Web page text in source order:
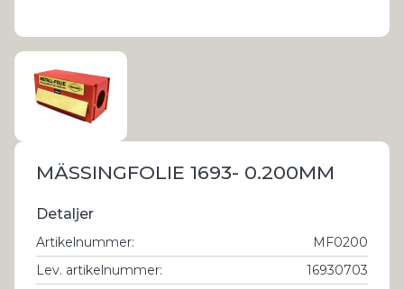
MÄSSINGFOLIE 1693- 0.200MM
Detaljer
Artikelnummer:
MF0200
Lev. artikelnummer:
16930703